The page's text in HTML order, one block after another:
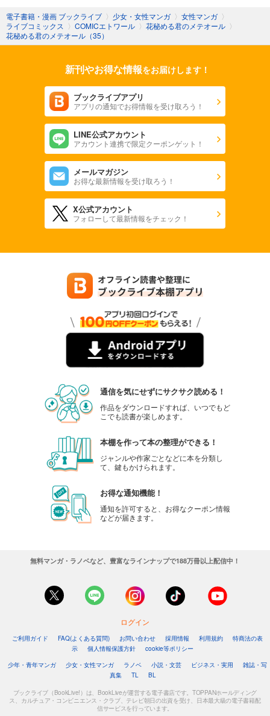
電子書籍・漫画 ブックライブ 〉 少女・女性マンガ 〉 女性マンガ 〉
ライブコミックス 〉 COMICエトワール 〉 花秘める君のメテオール 〉
花秘める君のメテオール（35）
新刊やお得な情報をお届けします！
ブックライブアプリ
アプリの通知でお得情報を受け取ろう！
LINE公式アカウント
アカウント連携で限定クーポンゲット！
メールマガジン
お得な最新情報を受け取ろう！
X公式アカウント
フォローして最新情報をチェック！
通信を気にせずにサクサク読める！
作品をダウンロードすれば、いつでもど
こでも読書が楽しめます。
本棚を作って本の整理ができる！
ジャンルや作家ごとなどに本を分類し
て、鍵もかけられます。
お得な通知機能！
通知を許可すると、お得なクーポン情報
などが届きます。
無料マンガ・ラノベなど、豊富なラインナップで188万冊以上配信中！
ログイン
ご利用ガイド FAQ(よくある質問) お問い合わせ 採用情報 利用規約
特商法の表
示
個人情報保護方針
cookie等ポリシー
少年・青年マンガ
少女・女性マンガ ラノベ 小説・文芸 ビジネス・実用
雑誌・写
真集
TL BL
ブックライブ（BookLive!）は、BookLiveが運営する電子書店です。TOPPANホールディング
ス、カルチュア・コンビニエンス・クラブ、テレビ朝日の出資を受け、日本最大級の電子書籍配
信サービスを行っています。